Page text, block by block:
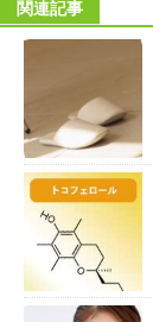
関連記事